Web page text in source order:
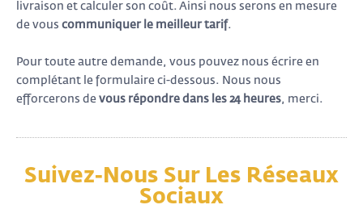
livraison et calculer son coût. Ainsi nous serons en mesure
de vous communiquer le meilleur tarif.
Pour toute autre demande, vous pouvez nous écrire en
complétant le formulaire ci-dessous. Nous nous
efforcerons de vous répondre dans les 24 heures, merci.
Suivez-Nous Sur Les Réseaux
Sociaux